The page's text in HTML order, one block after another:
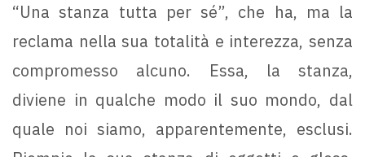
“Una stanza tutta per sé”, che ha, ma la
reclama nella sua totalità e interezza, senza
compromesso alcuno. Essa, la stanza,
diviene in qualche modo il suo mondo, dal
quale noi siamo, apparentemente, esclusi.